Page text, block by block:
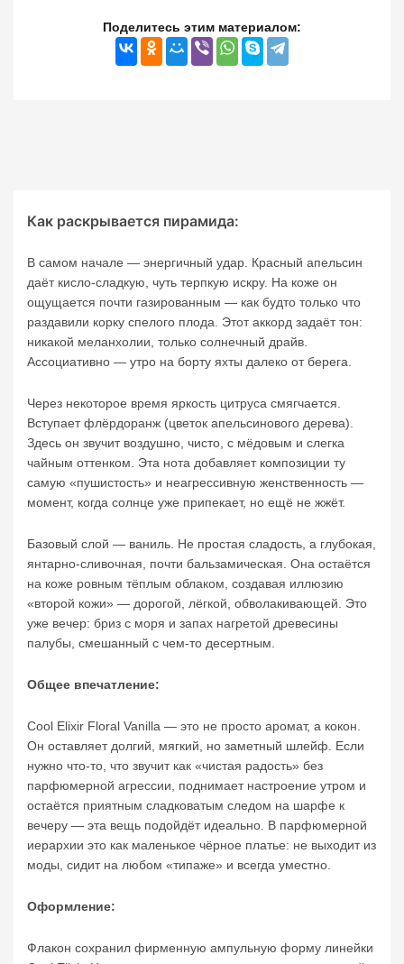
Поделитесь этим материалом:
Как раскрывается пирамида:
В самом начале — энергичный удар. Красный апельсин
даёт кисло-сладкую, чуть терпкую искру. На коже он
ощущается почти газированным — как будто только что
раздавили корку спелого плода. Этот аккорд задаёт тон:
никакой меланхолии, только солнечный драйв.
Ассоциативно — утро на борту яхты далеко от берега.
Через некоторое время яркость цитруса смягчается.
Вступает флёрдоранж (цветок апельсинового дерева).
Здесь он звучит воздушно, чисто, с мёдовым и слегка
чайным оттенком. Эта нота добавляет композиции ту
самую «пушистость» и неагрессивную женственность —
момент, когда солнце уже припекает, но ещё не жжёт.
Базовый слой — ваниль. Не простая сладость, а глубокая,
янтарно-сливочная, почти бальзамическая. Она остаётся
на коже ровным тёплым облаком, создавая иллюзию
«второй кожи» — дорогой, лёгкой, обволакивающей. Это
уже вечер: бриз с моря и запах нагретой древесины
палубы, смешанный с чем-то десертным.
Общее впечатление:
Cool Elixir Floral Vanilla — это не просто аромат, а кокон.
Он оставляет долгий, мягкий, но заметный шлейф. Если
нужно что-то, что звучит как «чистая радость» без
парфюмерной агрессии, поднимает настроение утром и
остаётся приятным сладковатым следом на шарфе к
вечеру — эта вещь подойдёт идеально. В парфюмерной
иерархии это как маленькое чёрное платье: не выходит из
моды, сидит на любом «типаже» и всегда уместно.
Оформление:
Флакон сохранил фирменную ампульную форму линейки